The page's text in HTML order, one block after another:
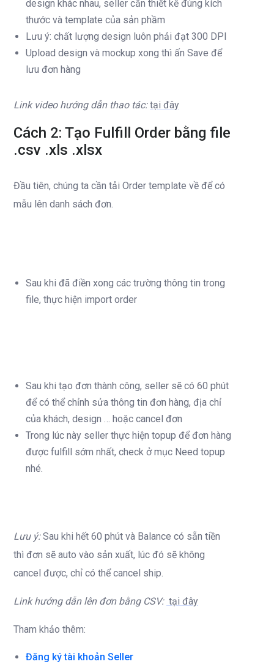
design khác nhau, seller cần thiết kế đúng kích
thước và template của sản phầm
Lưu ý: chất lượng design luôn phải đạt 300 DPI
Upload design và mockup xong thì ấn Save để
lưu đơn hàng
Link video hướng dẫn thao tác: tại đây
Cách 2: Tạo Fulfill Order bằng file
.csv .xls .xlsx
Đầu tiên, chúng ta cần tải Order template về để có
mẫu lên danh sách đơn.
Sau khi đã điền xong các trường thông tin trong
file, thực hiện import order
Sau khi tạo đơn thành công, seller sẽ có 60 phút
để có thể chỉnh sửa thông tin đơn hàng, địa chỉ
của khách, design … hoặc cancel đơn
Trong lúc này seller thực hiện topup để đơn hàng
được fulfill sớm nhất, check ở mục Need topup
nhé.
Lưu ý:Sau khi hết 60 phút và Balance có sẵn tiền
thì đơn sẽ auto vào sản xuất, lúc đó sẽ không
cancel được, chỉ có thể cancel ship.
Link hướng dẫn lên đơn bằng CSV: tại đây
Tham khảo thêm:
Đăng ký tài khoản Seller